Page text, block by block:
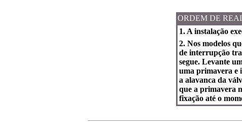
ORDEM DE
1. A instalação
2. Nos modelos
de interrupção
segue. Levante
uma primavera e
a alavanca da
que a primavera
fixação até o